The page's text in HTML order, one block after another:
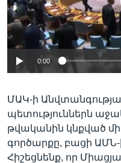
Լեզուներ
0:00
ՄԱԿ-ի
պետություններն
թվականին կնքված
գործարքը, բացի
Հիշեցնենք, որ